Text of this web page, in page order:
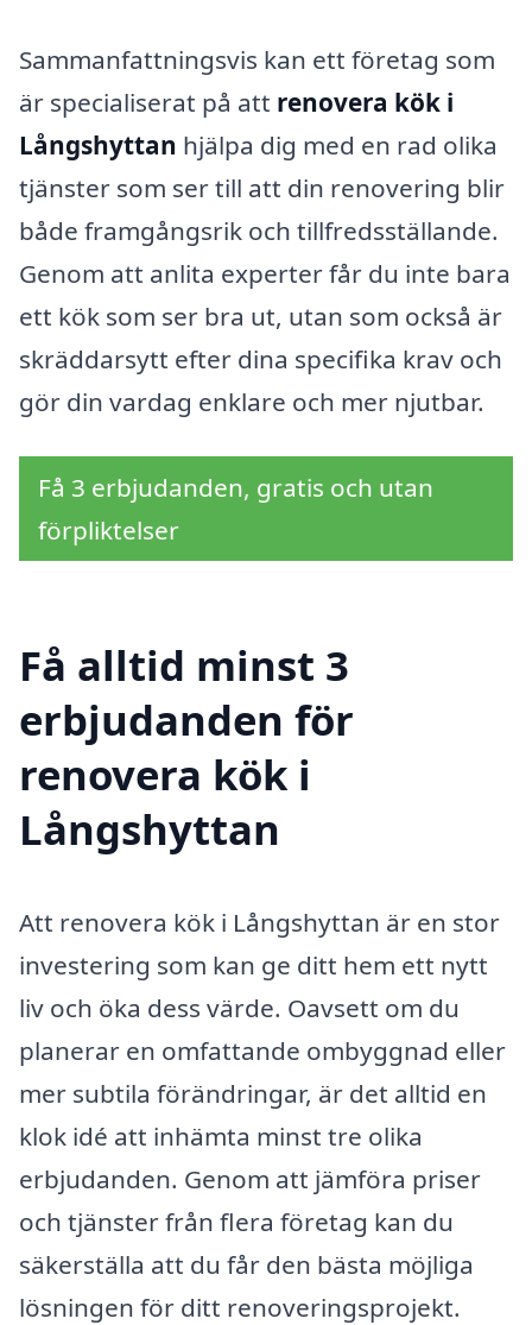
Sammanfattningsvis kan ett företag som
är specialiserat på att renovera kök i
Långshyttan hjälpa dig med en rad olika
tjänster som ser till att din renovering blir
både framgångsrik och tillfredsställande.
Genom att anlita experter får du inte bara
ett kök som ser bra ut, utan som också är
skräddarsytt efter dina specifika krav och
gör din vardag enklare och mer njutbar.
Få 3 erbjudanden, gratis och utan
förpliktelser
Få alltid minst 3
erbjudanden för
renovera kök i
Långshyttan
Att renovera kök i Långshyttan är en stor
investering som kan ge ditt hem ett nytt
liv och öka dess värde. Oavsett om du
planerar en omfattande ombyggnad eller
mer subtila förändringar, är det alltid en
klok idé att inhämta minst tre olika
erbjudanden. Genom att jämföra priser
och tjänster från flera företag kan du
säkerställa att du får den bästa möjliga
lösningen för ditt renoveringsprojekt.